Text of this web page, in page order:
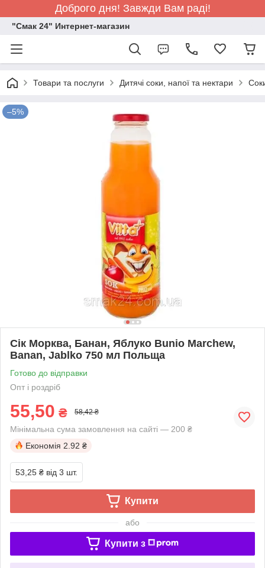
Доброго дня! Завжди Вам раді!
"Смак 24" Интернет-магазин
Товари та послуги Дитячі соки, напої та нектари
–5%
Сік Морква, Банан, Яблуко Bunio Marchew,
Banan, Jablko 750 мл Польща
Готово до відправки
Опт і роздріб
55,50 ₴ 58,42 ₴
Мінімальна сума замовлення на сайті — 200 ₴
Економія 2.92 ₴
53,25 ₴ від 3 шт.
Купити
або
Купити з